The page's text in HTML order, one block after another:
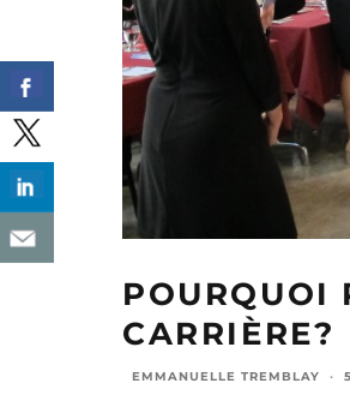
POURQUOI
CARRIÈRE?
EMMANUELLE TREMBLAY ·